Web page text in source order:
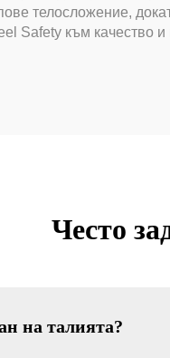
телосложение,
Safety към качество
Често
на талията?